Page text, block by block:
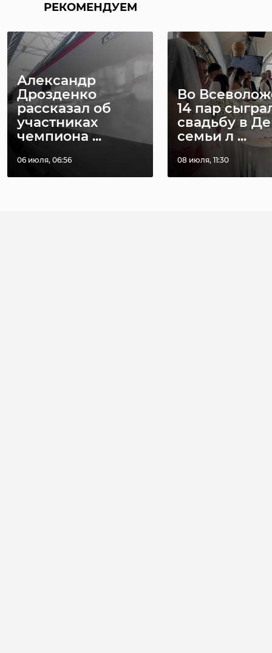
РЕКОМЕНДУЕМ
Александр
Дрозденко
рассказал об
участниках
чемпиона ...
06 июля, 06:56
Во
14 пар
свадьбу в
семьи л ...
08 июля, 11:30